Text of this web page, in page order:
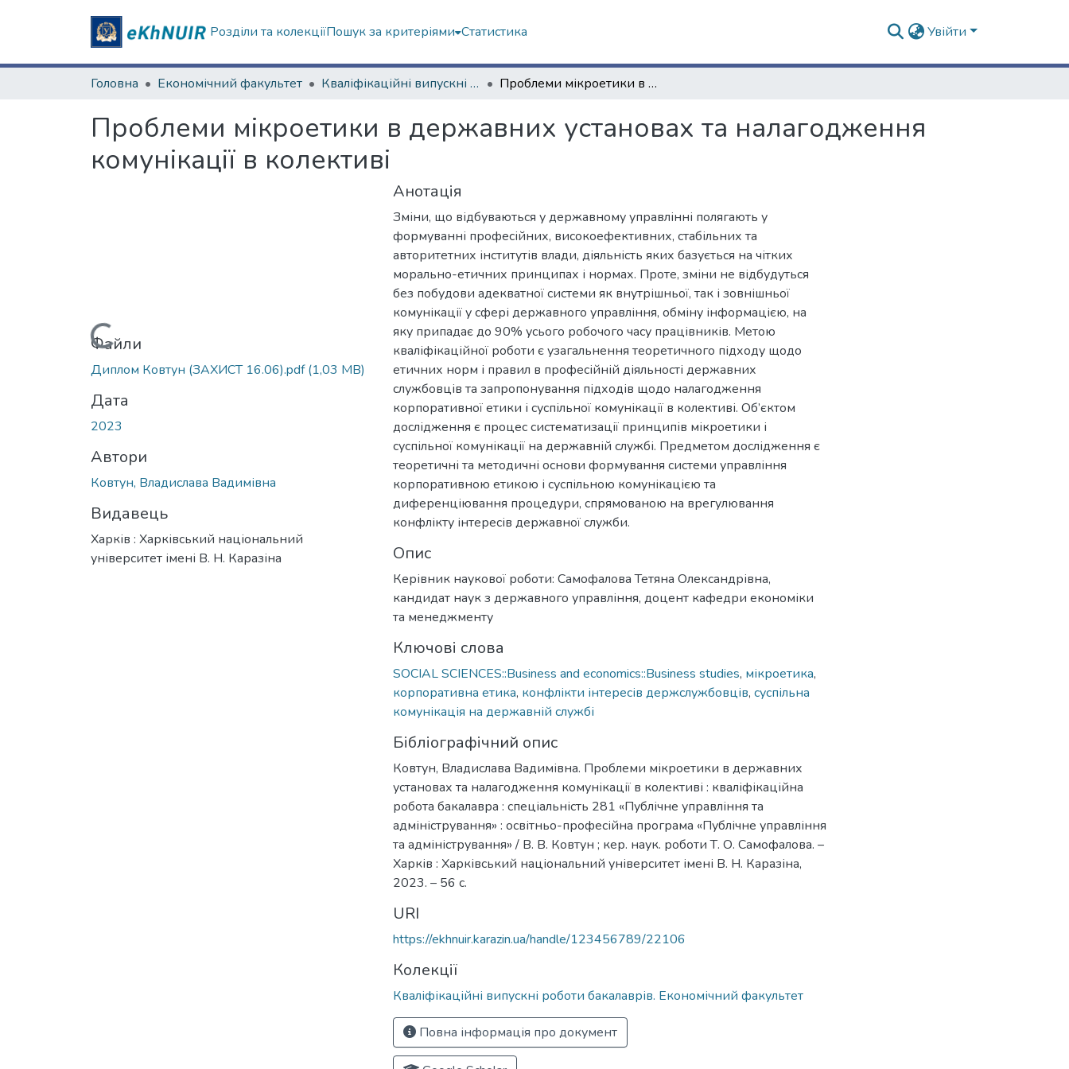
Розділи та колекціїПошук за критеріями Статистика Увійти
Головна Економічний факультет Кваліфікаційні випускні роботи бакалаврів. Економічний факультет Проблеми мікроетики в державних установах та налагодження комунікації в колективі
Проблеми мікроетики в державних установах та налагодження
комунікації в колективі
Вантажиться...
Файли
Диплом Ковтун (ЗАХИСТ 16.06).pdf(1,03 MB)
Дата
2023
Автори
Ковтун, Владислава Вадимівна
Видавець
Харків : Харківський національний
університет імені В. Н. Каразіна
Анотація
Зміни, що відбуваються у державному управлінні полягають у
формуванні професійних, високоефективних, стабільних та
авторитетних інститутів влади, діяльність яких базується на чітких
морально-етичних принципах і нормах. Проте, зміни не відбудуться
без побудови адекватної системи як внутрішньої, так і зовнішньої
комунікації у сфері державного управління, обміну інформацією, на
яку припадає до 90% усього робочого часу працівників. Метою
кваліфікаційної роботи є узагальнення теоретичного підходу щодо
етичних норм і правил в професійній діяльності державних
службовців та запропонування підходів щодо налагодження
корпоративної етики і суспільної комунікації в колективі. Об’єктом
дослідження є процес систематизації принципів мікроетики і
суспільної комунікації на державній службі. Предметом дослідження є
теоретичні та методичні основи формування системи управління
корпоративною етикою і суспільною комунікацією та
диференціювання процедури, спрямованою на врегулювання
конфлікту інтересів державної служби.
Опис
Керівник наукової роботи: Самофалова Тетяна Олександрівна,
кандидат наук з державного управління, доцент кафедри економіки
та менеджменту
Ключові слова
SOCIAL SCIENCES::Business and economics::Business studies, мікроетика,
корпоративна етика, конфлікти інтересів держслужбовців, суспільна
комунікація на державній службі
Бібліографічний опис
Ковтун, Владислава Вадимівна. Проблеми мікроетики в державних
установах та налагодження комунікації в колективі : кваліфікаційна
робота бакалавра : спеціальність 281 «Публічне управління та
адміністрування» : освітньо-професійна програма «Публічне управління
та адміністрування» / В. В. Ковтун ; кер. наук. роботи Т. О. Самофалова. –
Харків : Харківський національний університет імені В. Н. Каразіна,
2023. – 56 с.
URI
https://ekhnuir.karazin.ua/handle/123456789/22106
Колекції
Кваліфікаційні випускні роботи бакалаврів. Економічний факультет
Повна інформація про документ